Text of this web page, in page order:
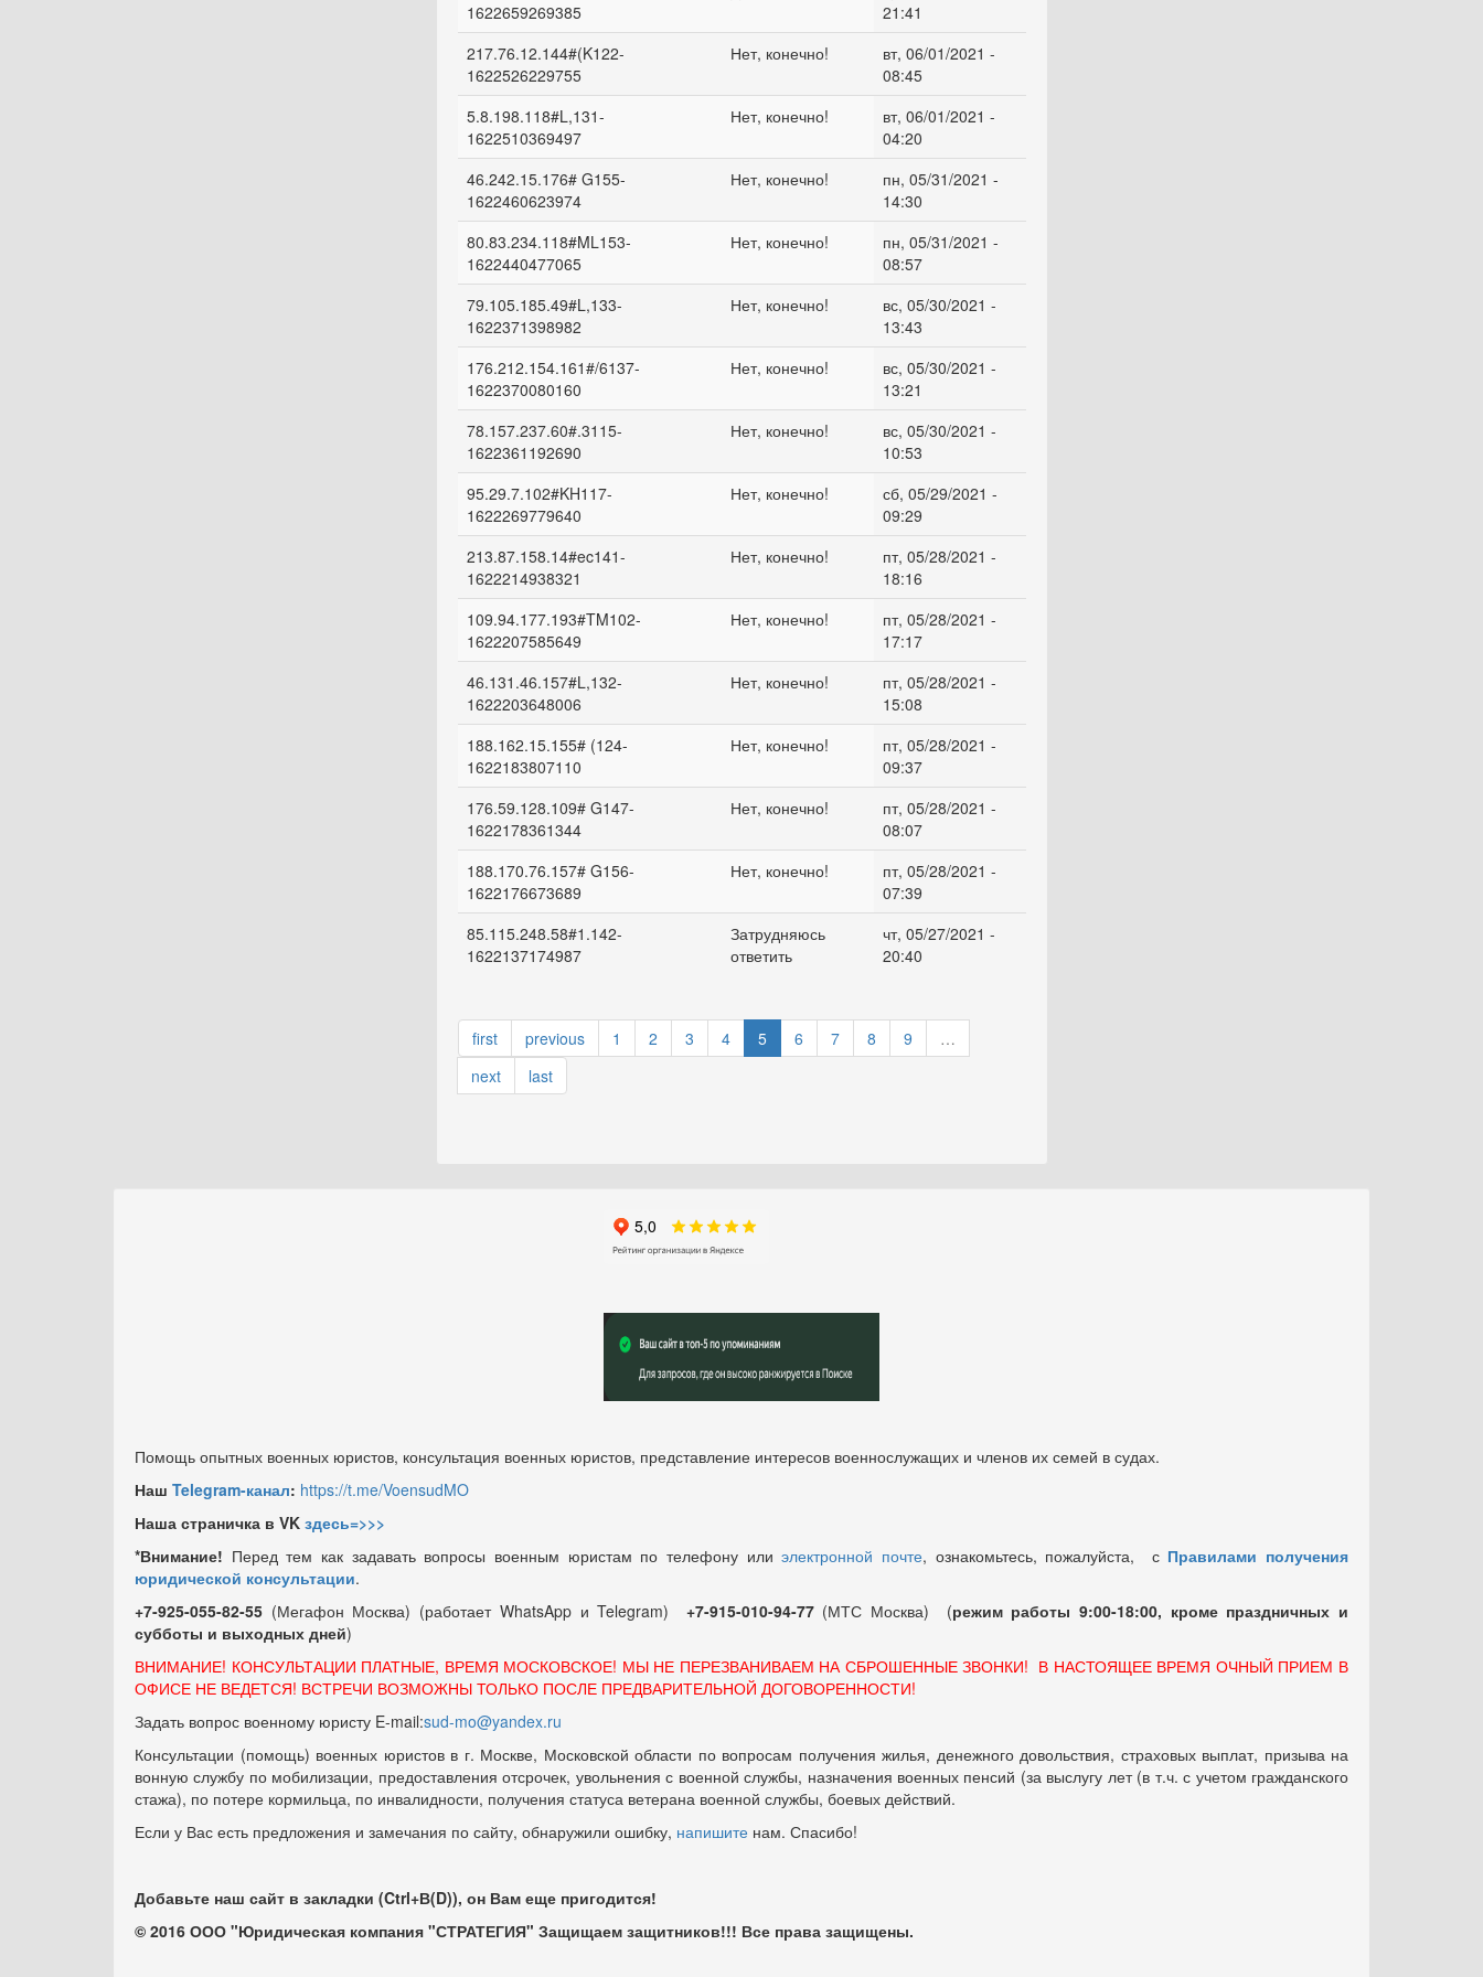
1622659269385
21:41
217.76.12.144#(K122-
1622526229755
Нет, конечно!
вт, 06/01/2021 -
08:45
5.8.198.118#L,131-
1622510369497
Нет, конечно!
вт, 06/01/2021 -
04:20
46.242.15.176# G155-
1622460623974
Нет, конечно!
пн, 05/31/2021 -
14:30
80.83.234.118#ML153-
1622440477065
Нет, конечно!
пн, 05/31/2021 -
08:57
79.105.185.49#L,133-
1622371398982
Нет, конечно!
вс, 05/30/2021 -
13:43
176.212.154.161#/6137-
1622370080160
Нет, конечно!
вс, 05/30/2021 -
13:21
78.157.237.60#.3115-
1622361192690
Нет, конечно!
вс, 05/30/2021 -
10:53
95.29.7.102#KH117-
1622269779640
Нет, конечно!
сб, 05/29/2021 -
09:29
213.87.158.14#ec141-
1622214938321
Нет, конечно!
пт, 05/28/2021 -
18:16
109.94.177.193#TM102-
1622207585649
Нет, конечно!
пт, 05/28/2021 -
17:17
46.131.46.157#L,132-
1622203648006
Нет, конечно!
пт, 05/28/2021 -
15:08
188.162.15.155# (124-
1622183807110
Нет, конечно!
пт, 05/28/2021 -
09:37
176.59.128.109# G147-
1622178361344
Нет, конечно!
пт, 05/28/2021 -
08:07
188.170.76.157# G156-
1622176673689
Нет, конечно!
пт, 05/28/2021 -
07:39
85.115.248.58#1.142-
1622137174987
Затрудняюсь
ответить
чт, 05/27/2021 -
20:40
first previous 1 2 3 4 5 6 7 8 9
…
next
last
Помощь опытных военных юристов, консультация военных юристов, представление интересов военнослужащих и членов их семей в судах.
Наш Telegram-канал: https://t.me/VoensudMO
Наша страничка в VK здесь=>>>
*Внимание! Перед тем как задавать вопросы военным юристам по телефону илиэлектронной почте, ознакомьтесь, пожалуйста, с Правилами получения
юридической консультации.
+7-925-055-82-55 (Мегафон Москва) (работает WhatsApp и Telegram) +7-915-010-94-77 (МТС Москва) (режим работы 9:00-18:00, кроме праздничных и
субботы и выходных дней)
ВНИМАНИЕ! КОНСУЛЬТАЦИИ ПЛАТНЫЕ, ВРЕМЯ МОСКОВСКОЕ! МЫ НЕ ПЕРЕЗВАНИВАЕМ НА СБРОШЕННЫЕ ЗВОНКИ! В НАСТОЯЩЕЕ ВРЕМЯ ОЧНЫЙ ПРИЕМ В
ОФИСЕ НЕ ВЕДЕТСЯ! ВСТРЕЧИ ВОЗМОЖНЫ ТОЛЬКО ПОСЛЕ ПРЕДВАРИТЕЛЬНОЙ ДОГОВОРЕННОСТИ!
Задать вопрос военному юристу E-mail:sud-mo@yandex.ru
Консультации (помощь) военных юристов в г. Москве, Московской области по вопросам получения жилья, денежного довольствия, страховых выплат, призыва на
вонную службу по мобилизации, предоставления отсрочек, увольнения с военной службы, назначения военных пенсий (за выслугу лет (в т.ч. с учетом гражданского
стажа), по потере кормильца, по инвалидности, получения статуса ветерана военной службы, боевых действий.
Если у Вас есть предложения и замечания по сайту, обнаружили ошибку, напишите нам. Спасибо!
Добавьте наш сайт в закладки (Ctrl+В(D)), он Вам еще пригодится!
© 2016 ООО "Юридическая компания "СТРАТЕГИЯ" Защищаем защитников!!! Все права защищены.